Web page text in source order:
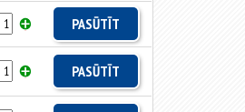
PASŪTĪT
PASŪTĪT